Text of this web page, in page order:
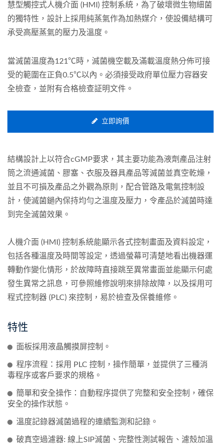
慧型觸控式人機介面 (HMI) 控制系統，為了破壞微生物細菌
的獨特性，設計上採用純蒸氣作為加熱媒介，使設備結構可
承受高壓蒸氣的壓力及溫度。
當滅菌溫度為121℃時，滅菌機空載及滿載溫度熱分佈可接
受的範圍在正負0.5℃以內。必須接受政府單位壓力容器安
全檢查，並附有合格檢查証明文件。
立即詢價
結構設計上以符合cGMP要求，其主要功能為液劑產品注射
筒之流通滅菌、膠塞、衣服及器具產品等滅菌並真空乾燥，
並且不可損及產品之外觀為原則，配合管路及電氣控制設
計，使滅菌鐹內保持均勻之溫度及壓力，令產品於滅菌時達
到完全滅菌效果。
人機介面 (HMI) 控制系統能顯示各式控制畫面及資料設定，
包括各種溫度及時間等設定，透過螢幕可清楚地看出機器運
轉動作變化情形，於故障時直接跳至異常畫面並能顯示何處
發生異常之訊息，可參照維修說明來排除故障，以及採用可
程式控制器 (PLC) 來控制，易於檢查及保養維修。
特性
面板採用液晶觸摸屏控制。
程序流程：採用 PLC 控制，操作簡單，並提供了三種消
毒程序或客戶要求的規格。
簡單和安全操作：自動程序提供了完整和安全控制，確保
安全的操作狀態。
溫度記錄器滅菌過程的連續監測和記錄。
破真空過濾器: 線上SIP滅菌、完整性測試報告、濾殼加溫